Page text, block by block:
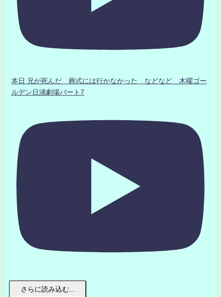
本日 兄が死んだ 葬式には行かなかった などなど 木曜ゴー
ルデン日浦劇場パート7
さらに読み込む...